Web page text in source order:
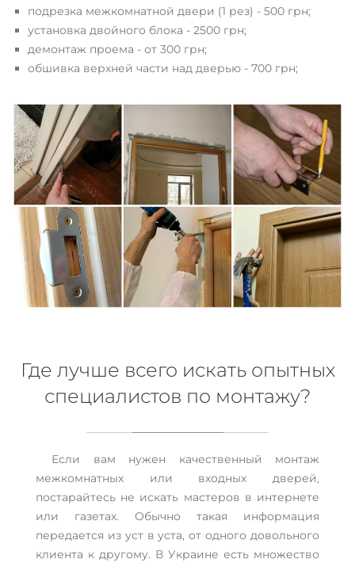
подрезка межкомнатной двери (1 рез) - 500 грн;
установка двойного блока - 2500 грн;
демонтаж проема - от 300 грн;
обшивка верхней части над дверью - 700 грн;
Где лучше всего искать опытных
специалистов по монтажу?
Если вам нужен качественный монтаж
межкомнатных или входных дверей,
постарайтесь не искать мастеров в интернете
или газетах. Обычно такая информация
передается из уст в уста, от одного довольного
клиента к другому. В Украине есть множество